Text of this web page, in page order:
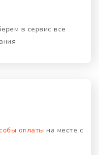
в сервис все
оплаты на месте с